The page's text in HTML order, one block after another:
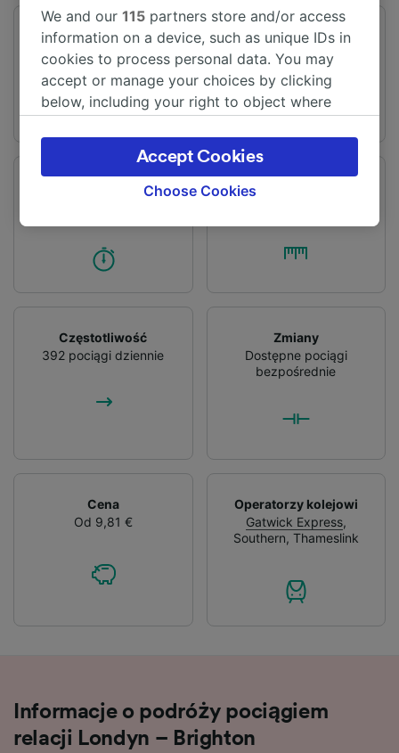
Stacja odjazdu
Londyn
Stacja przyjazdu
Brighton
Czas podróży
Częstotliwość
392 pociągi dziennie
Zmiany
Dostępne pociągi
bezpośrednie
Cena
Od 9,81 €
Operatorzy kolejowi
Gatwick Express,
Southern, Thameslink
Informacje o podróży pociągiem
relacji Londyn – Brighton
We and our115 partners store and/or access
information on a device, such as unique IDs in
cookies to process personal data. You may
accept or manage your choices by clicking
below, including your right to object where
the privacy policy page. These choices will be
signaled to our partners and will not affect
browsing data. Your data will not be used for
track you.
We and our partners process data to provide:
Use precise geolocation data. Actively scan
device characteristics for identification. Store
Personalised advertising and content,
advertising and content measurement,
audience research and services development.
List of Partners
Choose Cookies
Accept Cookies